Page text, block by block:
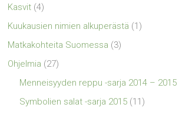
Kasvit (4)
Kuukausien nimien alkuperästä (1)
Matkakohteita Suomessa (3)
Ohjelmia (27)
Menneisyyden reppu -sarja 2014 – 2015
Symbolien salat -sarja 2015 (11)